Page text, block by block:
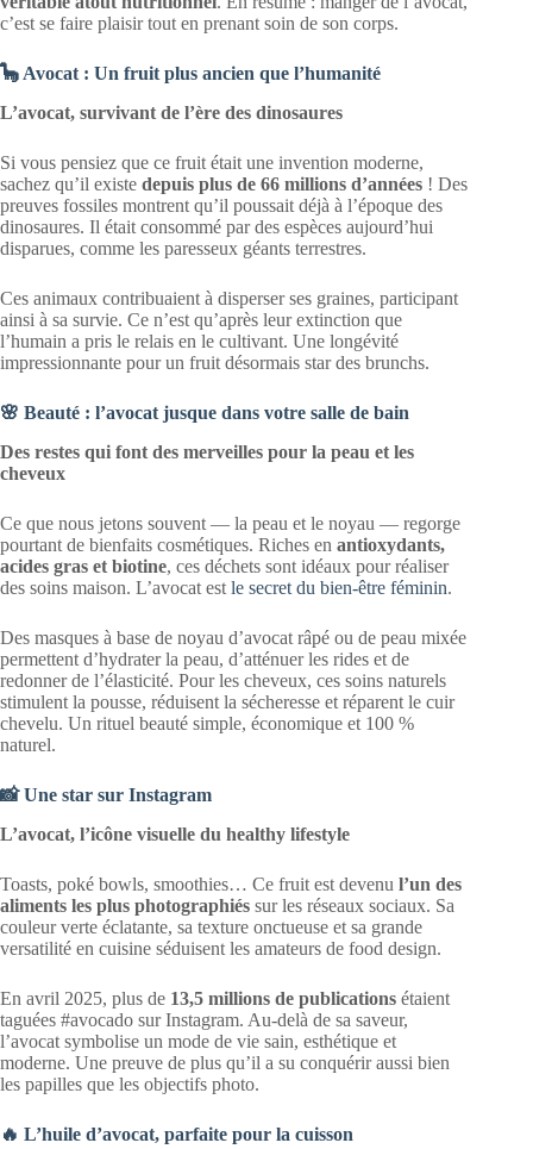
c’est se faire plaisir tout en prenant soin de son corps.
🦕 Avocat : Un fruit plus ancien que l’humanité
L’avocat, survivant de l’ère des dinosaures
Si vous pensiez que ce fruit était une invention moderne,
sachez qu’il existe depuis plus de 66 millions d’années ! Des
preuves fossiles montrent qu’il poussait déjà à l’époque des
dinosaures. Il était consommé par des espèces aujourd’hui
disparues, comme les paresseux géants terrestres.
Ces animaux contribuaient à disperser ses graines, participant
ainsi à sa survie. Ce n’est qu’après leur extinction que
l’humain a pris le relais en le cultivant. Une longévité
impressionnante pour un fruit désormais star des brunchs.
🌸 Beauté : l’avocat jusque dans votre salle de bain
Des restes qui font des merveilles pour la peau et les
cheveux
Ce que nous jetons souvent — la peau et le noyau — regorge
pourtant de bienfaits cosmétiques. Riches en antioxydants,
acides gras et biotine, ces déchets sont idéaux pour réaliser
des soins maison. L’avocat est le secret du bien-être féminin.
Des masques à base de noyau d’avocat râpé ou de peau mixée
permettent d’hydrater la peau, d’atténuer les rides et de
redonner de l’élasticité. Pour les cheveux, ces soins naturels
stimulent la pousse, réduisent la sécheresse et réparent le cuir
chevelu. Un rituel beauté simple, économique et 100 %
naturel.
📸 Une star sur Instagram
L’avocat, l’icône visuelle du healthy lifestyle
Toasts, poké bowls, smoothies… Ce fruit est devenu l’un des
aliments les plus photographiés sur les réseaux sociaux. Sa
couleur verte éclatante, sa texture onctueuse et sa grande
versatilité en cuisine séduisent les amateurs de food design.
En avril 2025, plus de 13,5 millions de publications étaient
taguées #avocado sur Instagram. Au-delà de sa saveur,
l’avocat symbolise un mode de vie sain, esthétique et
moderne. Une preuve de plus qu’il a su conquérir aussi bien
les papilles que les objectifs photo.
🔥 L’huile d’avocat, parfaite pour la cuisson